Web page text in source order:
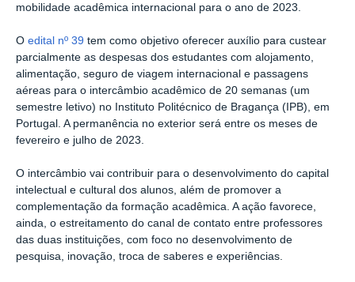
mobilidade acadêmica internacional para o ano de 2023.
O edital nº 39 tem como objetivo oferecer auxílio para custear
parcialmente as despesas dos estudantes com alojamento,
alimentação, seguro de viagem internacional e passagens
aéreas para o intercâmbio acadêmico de 20 semanas (um
semestre letivo) no Instituto Politécnico de Bragança (IPB), em
Portugal. A permanência no exterior será entre os meses de
fevereiro e julho de 2023.
O intercâmbio vai contribuir para o desenvolvimento do capital
intelectual e cultural dos alunos, além de promover a
complementação da formação acadêmica. A ação favorece,
ainda, o estreitamento do canal de contato entre professores
das duas instituições, com foco no desenvolvimento de
pesquisa, inovação, troca de saberes e experiências.